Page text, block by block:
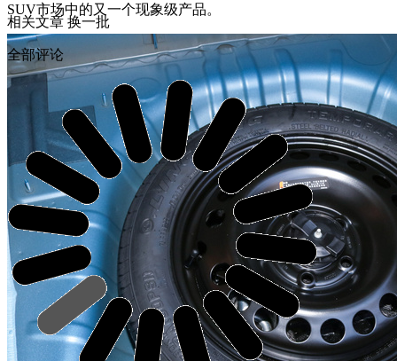
SUV市场中的又一个现象级产品。
相关文章 换一批
全部评论